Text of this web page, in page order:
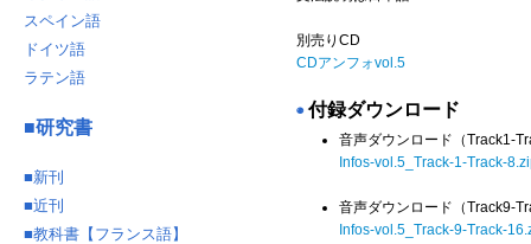
別売りCD
CDアンフォvol.5
◉ 付録ダウンロード
音声ダウンロード（Track1-
Infos-vol.5_Track-1-Track-
音声ダウンロード（Track9-
Infos-vol.5_Track-9-Track-
スペイン語
ドイツ語
ラテン語
■研究書
■新刊
■近刊
■教科書【フランス語】